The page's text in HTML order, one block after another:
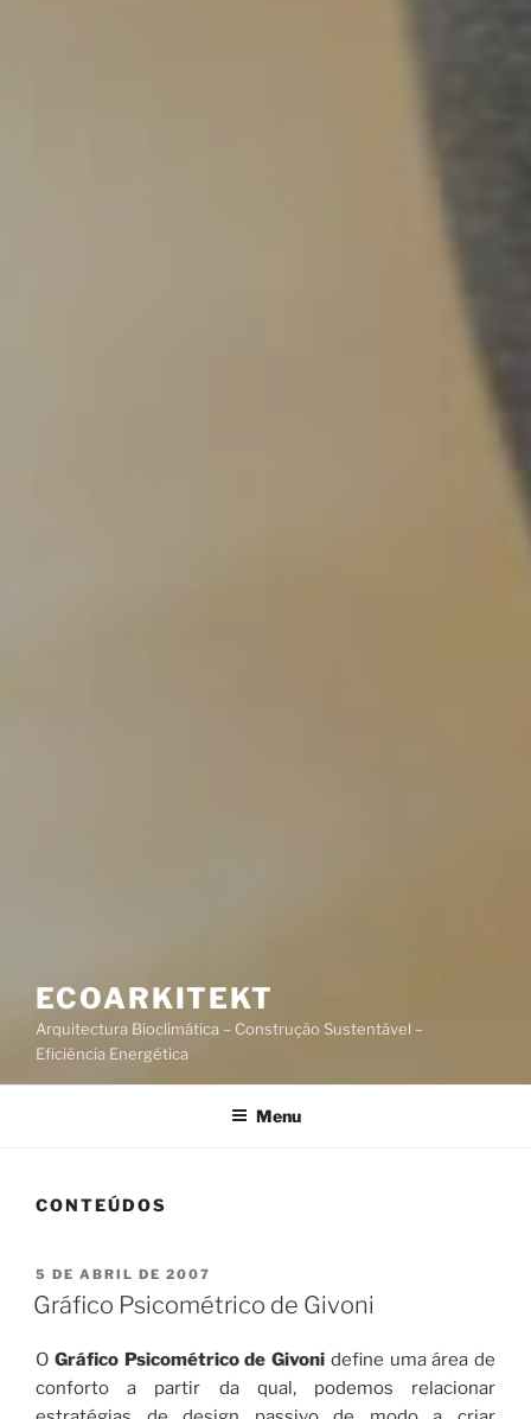
ECOARKITEKT
Arquitectura Bioclimática – Construção Sustentável –
Eficiência Energética
Menu
CONTEÚDOS
PUBLICADO
EM
5 DE ABRIL DE 2007
Gráfico Psicométrico de Givoni
O Gráfico Psicométrico de Givoni define uma área de
conforto a partir da qual, podemos relacionar